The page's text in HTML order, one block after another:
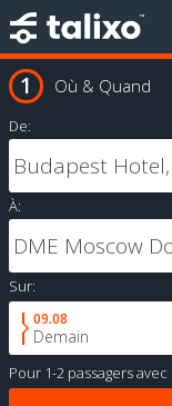
Où & Quand
De:
À:
Sur:
09.08
Demain
Pour 1-2 passagersavec